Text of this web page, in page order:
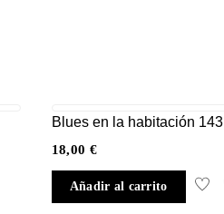
Blues en la habitación 143
18,00 €
Añadir al carrito